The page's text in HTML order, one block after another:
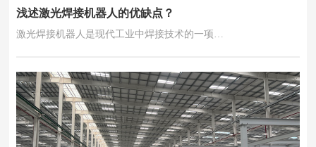
浅述激光焊接机器人的优缺点？
激光焊接机器人是现代工业中焊接技术的一项…